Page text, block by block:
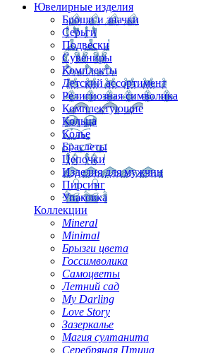
Ювелирные изделия
Броши и значки
Серьги
Подвески
Сувениры
Комплекты
Детский ассортимент
Религиозная символика
Комплектующие
Кольца
Колье
Браслеты
Цепочки
Изделия для мужчин
Пирсинг
Упаковка
Коллекции
Mineral
Minimal
Брызги цвета
Госсимволика
Самоцветы
Летний сад
My Darling
Love Story
Зазеркалье
Магия султанита
Серебряная Птица